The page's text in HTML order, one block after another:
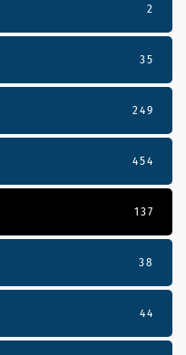
2
35
249
454
137
38
44